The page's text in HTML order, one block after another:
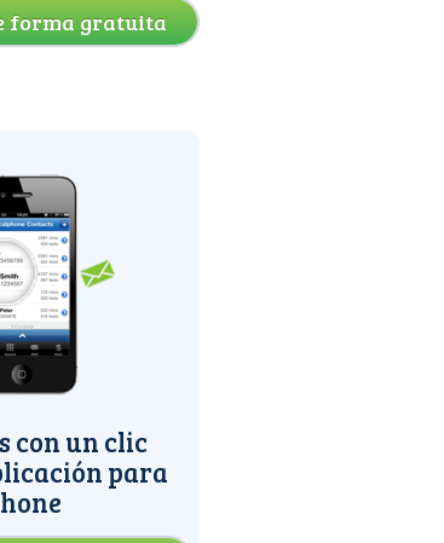
forma gratuita
con un clic
para